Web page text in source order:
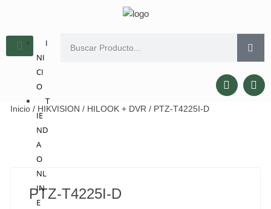
I
NI
CI
O
T
IE
ND
A
O
NL
IN
E
Inicio / HIKVISION / HILOOK + DVR / PTZ-T4225I-D
PTZ-T4225I-D